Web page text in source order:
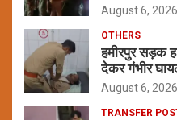
August 6, 2026
OTHERS
हमीरपुर सड़क
देकर गंभीर
August 6, 2026
TRANSFER